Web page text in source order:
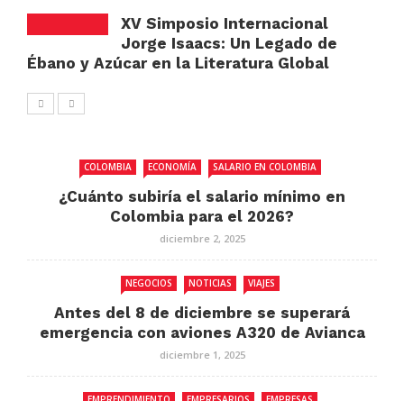
XV Simposio Internacional
Jorge Isaacs: Un Legado de
Ébano y Azúcar en la Literatura Global
COLOMBIA ECONOMÍA SALARIO EN COLOMBIA
¿Cuánto subiría el salario mínimo en
Colombia para el 2026?
diciembre 2, 2025
NEGOCIOS NOTICIAS VIAJES
Antes del 8 de diciembre se superará
emergencia con aviones A320 de Avianca
diciembre 1, 2025